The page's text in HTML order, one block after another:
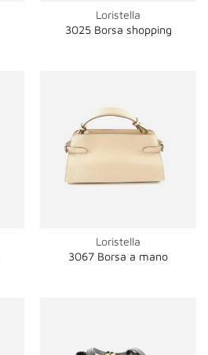
Loristella
3025 Borsa shopping
Loristella
3067 Borsa a mano